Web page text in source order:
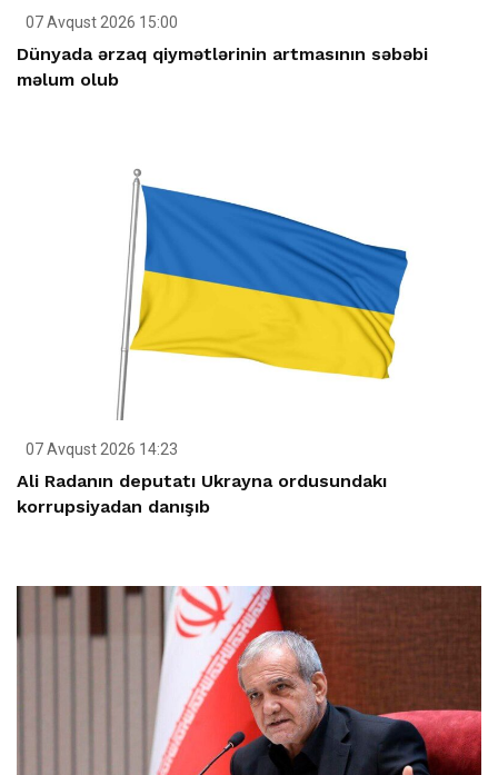
07 Avqust 2026 15:00
Dünyada ərzaq qiymətlərinin artmasının səbəbi
məlum olub
07 Avqust 2026 14:23
Ali Radanın deputatı Ukrayna ordusundakı
korrupsiyadan danışıb